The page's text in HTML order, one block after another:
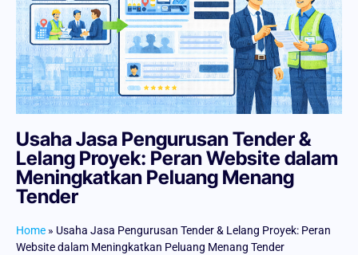
Usaha Jasa Pengurusan Tender &
Lelang Proyek: Peran Website dalam
Meningkatkan Peluang Menang
Tender
Home » Usaha Jasa Pengurusan Tender & Lelang Proyek: Peran
Website dalam Meningkatkan Peluang Menang Tender